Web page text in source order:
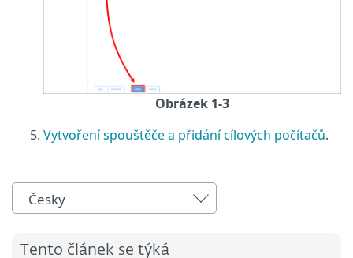
Obrázek 1-3
Vytvoření spouštěče a přidání cílových počítačů.
Česky
Tento článek se týká